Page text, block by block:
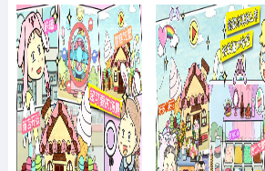
策略游戏 文字游戏